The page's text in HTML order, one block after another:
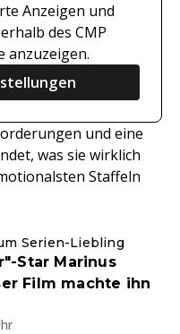
Anzeigen und
des CMP
anzuzeigen.
und eine
was sie wirklich
Staffeln
Serien-Liebling
Star Marinus
Film machte ihn